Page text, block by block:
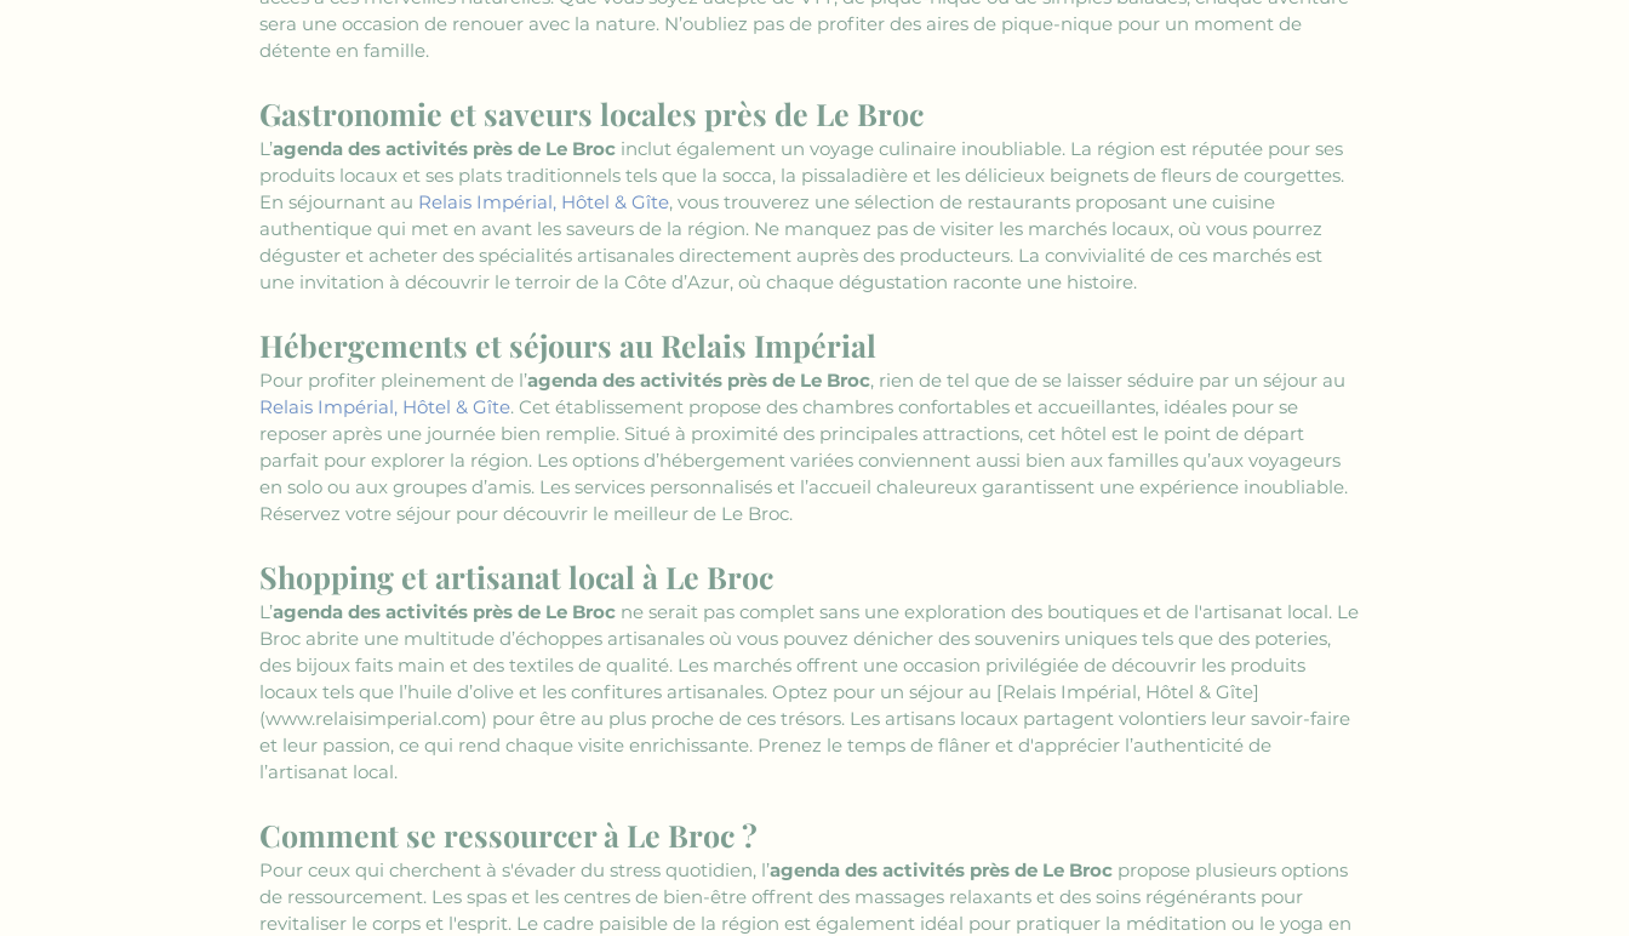
sera une occasion de renouer avec la nature. N’oubliez pas de profiter des aires de pique-nique pour un moment de
détente en famille.
Gastronomie et saveurs locales près de Le Broc
L’agenda des activités près de Le Broc inclut également un voyage culinaire inoubliable. La région est réputée pour ses
produits locaux et ses plats traditionnels tels que la socca, la pissaladière et les délicieux beignets de fleurs de courgettes.
En séjournant au Relais Impérial, Hôtel & Gîte, vous trouverez une sélection de restaurants proposant une cuisine
authentique qui met en avant les saveurs de la région. Ne manquez pas de visiter les marchés locaux, où vous pourrez
déguster et acheter des spécialités artisanales directement auprès des producteurs. La convivialité de ces marchés est
une invitation à découvrir le terroir de la Côte d’Azur, où chaque dégustation raconte une histoire.
Hébergements et séjours au Relais Impérial
Pour profiter pleinement de l’agenda des activités près de Le Broc, rien de tel que de se laisser séduire par un séjour au
Relais Impérial, Hôtel & Gîte. Cet établissement propose des chambres confortables et accueillantes, idéales pour se
reposer après une journée bien remplie. Situé à proximité des principales attractions, cet hôtel est le point de départ
parfait pour explorer la région. Les options d’hébergement variées conviennent aussi bien aux familles qu’aux voyageurs
en solo ou aux groupes d’amis. Les services personnalisés et l’accueil chaleureux garantissent une expérience inoubliable.
Réservez votre séjour pour découvrir le meilleur de Le Broc.
Shopping et artisanat local à Le Broc
L’agenda des activités près de Le Broc ne serait pas complet sans une exploration des boutiques et de l'artisanat local. Le
Broc abrite une multitude d’échoppes artisanales où vous pouvez dénicher des souvenirs uniques tels que des poteries,
des bijoux faits main et des textiles de qualité. Les marchés offrent une occasion privilégiée de découvrir les produits
locaux tels que l’huile d’olive et les confitures artisanales. Optez pour un séjour au [Relais Impérial, Hôtel & Gîte]
(www.relaisimperial.com) pour être au plus proche de ces trésors. Les artisans locaux partagent volontiers leur savoir-faire
et leur passion, ce qui rend chaque visite enrichissante. Prenez le temps de flâner et d'apprécier l’authenticité de
l’artisanat local.
Comment se ressourcer à Le Broc ?
Pour ceux qui cherchent à s'évader du stress quotidien, l’agenda des activités près de Le Broc propose plusieurs options
de ressourcement. Les spas et les centres de bien-être offrent des massages relaxants et des soins régénérants pour
revitaliser le corps et l'esprit. Le cadre paisible de la région est également idéal pour pratiquer la méditation ou le yoga en